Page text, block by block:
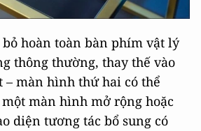
hoàn toàn bàn phím vật lý
thông thường, thay thế vào
– màn hình thứ hai có thể
màn hình mở rộng hoặc
diện tương tác bổ sung có